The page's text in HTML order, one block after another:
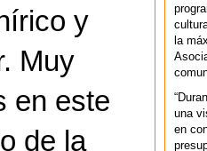
y
Muy
en este
de la
la
una
en